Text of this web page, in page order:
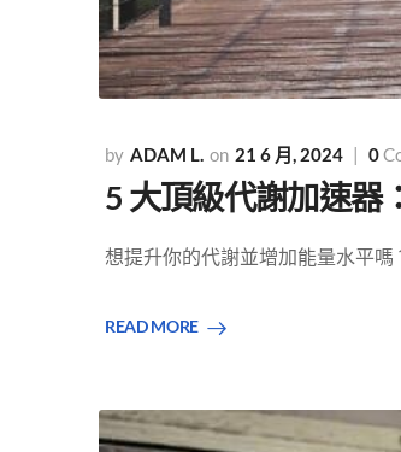
ADAM L. 21 6 月, 2024 0
5 大頂級代謝加速器
想提升你的代謝並增加能量水平嗎
READ MORE